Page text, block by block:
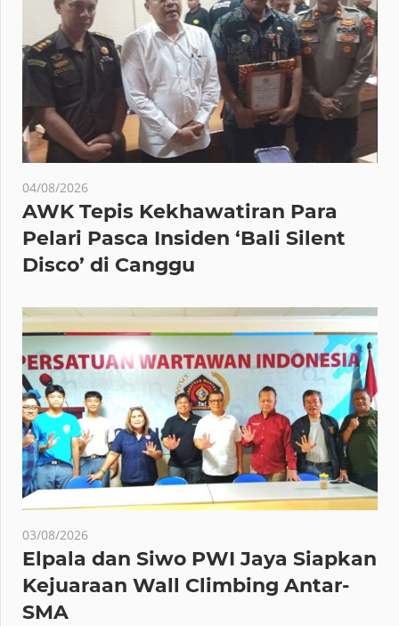
04/08/2026
AWK Tepis Kekhawatiran Para
Pelari Pasca Insiden ‘Bali Silent
Disco’ di Canggu
03/08/2026
Elpala dan Siwo PWI Jaya Siapkan
Kejuaraan Wall Climbing Antar-
SMA